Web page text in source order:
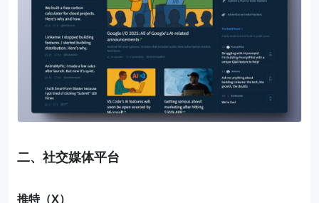
二、社交媒体平台
推特（X）